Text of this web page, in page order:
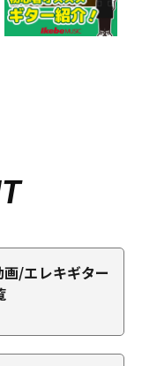
画/エレキギター